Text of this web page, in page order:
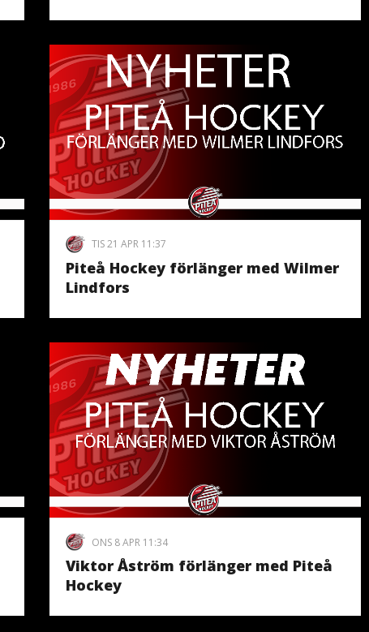
TIS 21 APR 11:37
Piteå Hockey förlänger med Wilmer
Lindfors
ONS 8 APR 11:34
Viktor Åström förlänger med Piteå
Hockey